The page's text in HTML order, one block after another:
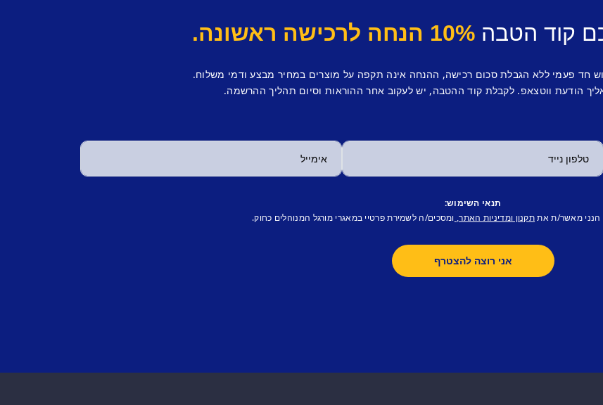
קוד הטבה 10% הנחה לרכישה ראשונה.
חד פעמי ללא הגבלת סכום רכישה, ההנחה אינה תקפה על מוצרים במחיר מבצע ודמי משלוח.
הודעת ווטצאפ. לקבלת קוד ההטבה, יש לעקוב אחר ההוראות וסיום תהליך ההרשמה.
תנאי השימוש:
הנני מאשר/ת את תקנון ומדיניות האתר, ומסכים/ה לשמירת פרטיי במאגרי מורגל המנוהלים כחוק.